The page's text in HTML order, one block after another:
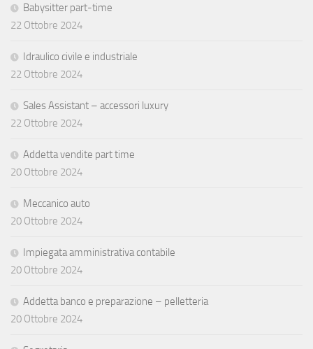
Babysitter part-time
22 Ottobre 2024
Idraulico civile e industriale
22 Ottobre 2024
Sales Assistant – accessori luxury
22 Ottobre 2024
Addetta vendite part time
20 Ottobre 2024
Meccanico auto
20 Ottobre 2024
Impiegata amministrativa contabile
20 Ottobre 2024
Addetta banco e preparazione – pelletteria
20 Ottobre 2024